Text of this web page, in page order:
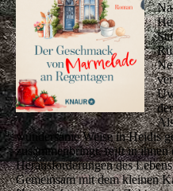
wundersame Weise in Heidis
zusammenbringt, reift in ihnen
Herausforderungen des
Gemeinsam mit dem kleinen